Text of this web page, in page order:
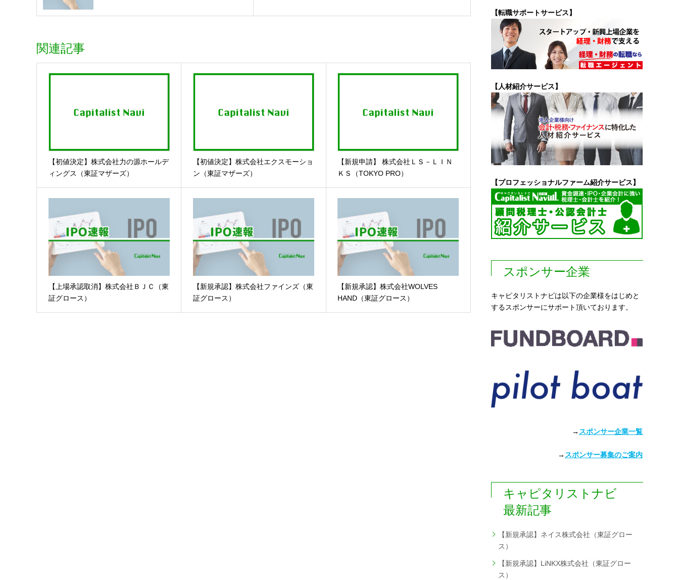
関連記事
【初値決定】株式会社力の源ホールデ
ィングス（東証マザーズ）
【初値決定】株式会社エクスモーショ
ン（東証マザーズ）
【新規申請】 株式会社ＬＳ－ＬＩＮ
ＫＳ（TOKYO PRO）
【上場承認取消】株式会社ＢＪＣ（東
証グロース）
【新規承認】株式会社ファインズ（東
証グロース）
【新規承認】株式会社WOLVES
HAND（東証グロース）
【転職サポートサービス】
【人材紹介サービス】
【プロフェッショナルファーム紹介サービス】
スポンサー企業
キャピタリストナビは以下の企業様をはじめと
するスポンサーにサポート頂いております。
→ スポンサー企業一覧
→ スポンサー募集のご案内
キャピタリストナビ
最新記事
【新規承認】ネイス株式会社（東証グロー
ス）
【新規承認】LiNKX株式会社（東証グロー
ス）